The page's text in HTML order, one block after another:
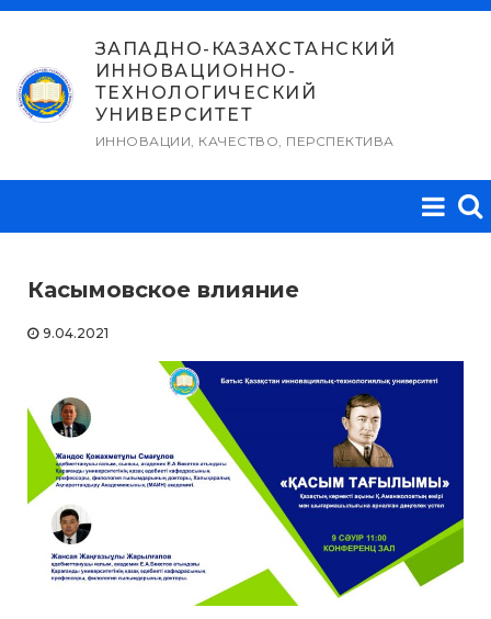
Перейти
содержимому
ЗАПАДНО-КАЗАХСТАНСКИЙ
ИННОВАЦИОННО-
ТЕХНОЛОГИЧЕСКИЙ
УНИВЕРСИТЕТ
ИННОВАЦИИ, КАЧЕСТВО, ПЕРСПЕКТИВА
Касымовское влияние
9.04.2021